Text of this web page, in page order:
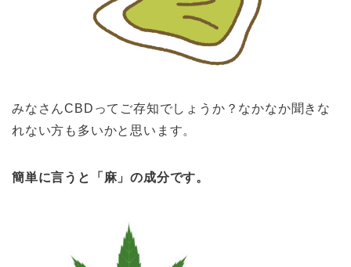
みなさんCBDってご存知でしょうか？なかなか聞きな
れない方も多いかと思います。
簡単に言うと「麻」の成分です。